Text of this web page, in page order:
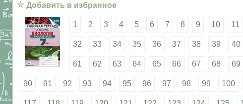
☆ Добавить в избранное
1 2 3 4 5 6 7 8 9 10 11
32 33 34 35 36 37 38 39 40
61 62 63 64 65 66 67 68 69
90 91 92 93 94 95 96 97 98 99 100